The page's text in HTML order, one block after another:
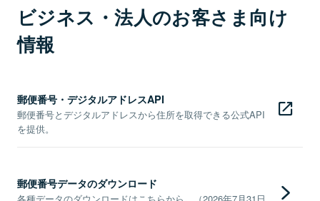
ビジネス・法人のお客さま向け
情報
郵便番号・デジタルアドレスAPI
郵便番号とデジタルアドレスから住所を取得できる公式API
を提供。
郵便番号データのダウンロード